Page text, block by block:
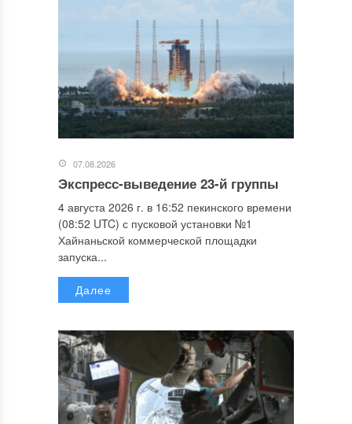
07.08.2026
Экспресс-выведение 23-й группы
4 августа 2026 г. в 16:52 пекинского времени
(08:52 UTC) с пусковой установки №1
Хайнаньской коммерческой площадки
запуска...
Далее